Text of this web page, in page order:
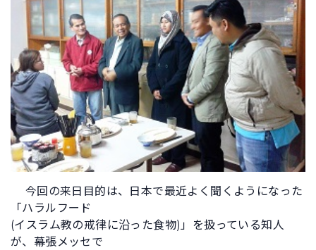
今回の来日目的は、日本で最近よく聞くようになった
「ハラルフード
(イスラム教の戒律に沿った食物)」を扱っている知人
が、幕張メッセで